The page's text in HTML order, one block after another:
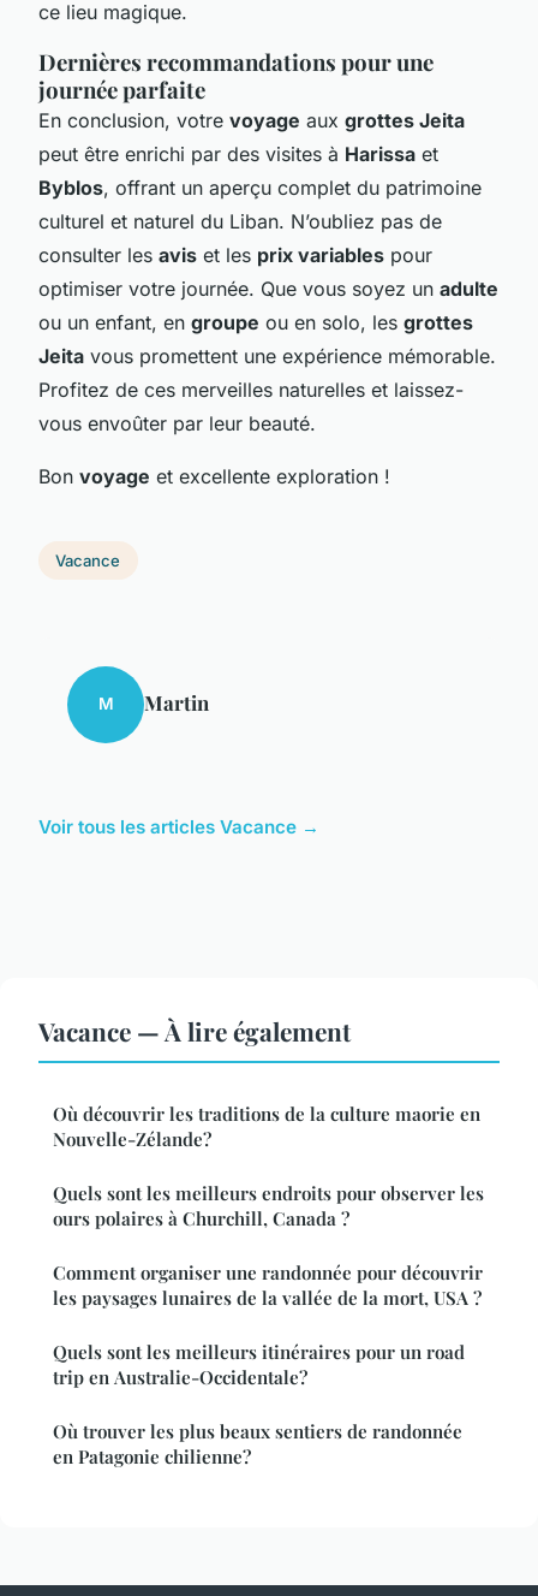
ce lieu magique.
Dernières recommandations pour une
journée parfaite
En conclusion, votre voyage aux grottes Jeita
peut être enrichi par des visites à Harissa et
Byblos, offrant un aperçu complet du patrimoine
culturel et naturel du Liban. N’oubliez pas de
consulter les avis et les prix variables pour
optimiser votre journée. Que vous soyez un adulte
ou un enfant, en groupe ou en solo, les grottes
Jeita vous promettent une expérience mémorable.
Profitez de ces merveilles naturelles et laissez-
vous envoûter par leur beauté.
Bon voyage et excellente exploration !
Vacance
M Martin
Voir tous les articles Vacance →
Vacance — À lire également
Où découvrir les traditions de la culture maorie en
Nouvelle-Zélande?
Quels sont les meilleurs endroits pour observer les
ours polaires à Churchill, Canada ?
Comment organiser une randonnée pour découvrir
les paysages lunaires de la vallée de la mort, USA ?
Quels sont les meilleurs itinéraires pour un road
trip en Australie-Occidentale?
Où trouver les plus beaux sentiers de randonnée
en Patagonie chilienne?